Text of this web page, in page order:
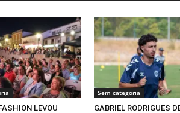
LEVOU
Sem categoria
GABRIEL RODRIGUES